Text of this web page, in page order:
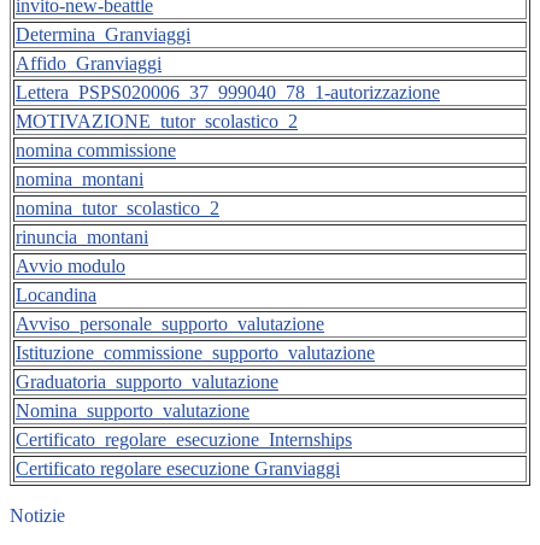
invito-new-beattle
Determina_Granviaggi
Affido_Granviaggi
Lettera_PSPS020006_37_999040_78_1-autorizzazione
MOTIVAZIONE_tutor_scolastico_2
nomina commissione
nomina_montani
nomina_tutor_scolastico_2
rinuncia_montani
Avvio modulo
Locandina
Avviso_personale_supporto_valutazione
Istituzione_commissione_supporto_valutazione
Graduatoria_supporto_valutazione
Nomina_supporto_valutazione
Certificato_regolare_esecuzione_Internships
Certificato regolare esecuzione Granviaggi
Notizie